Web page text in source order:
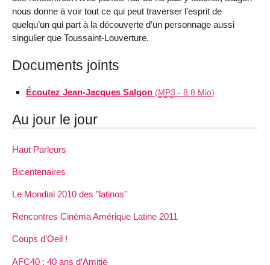
nous donne à voir tout ce qui peut traverser l’esprit de
quelqu’un qui part à la découverte d’un personnage aussi
singulier que Toussaint-Louverture.
Documents joints
Écoutez Jean-Jacques Salgon (MP3 - 8.8 Mio)
Au jour le jour
Haut Parleurs
Bicentenaires
Le Mondial 2010 des "latinos"
Rencontres Cinéma Amérique Latine 2011
Coups d’Oeil !
AFC40 : 40 ans d’Amitié